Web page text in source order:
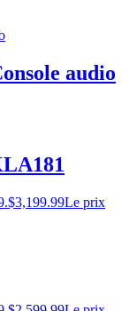
audio
$3,199.99Le prix